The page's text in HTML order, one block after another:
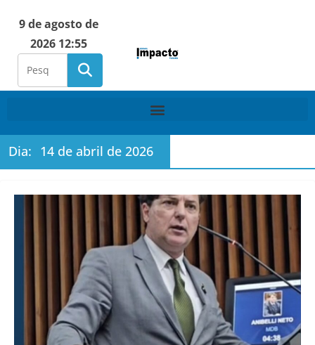
9 de agosto de
2026 12:55
Dia: 14 de abril de 2026